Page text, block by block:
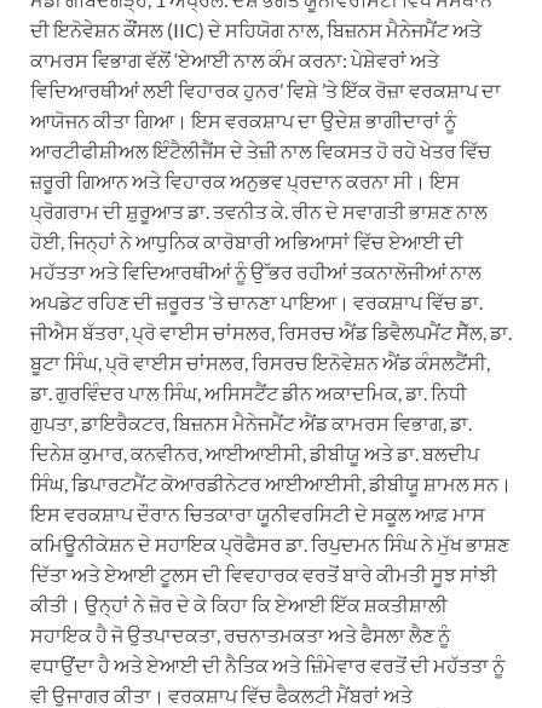
ਦੀ ਇਨੋਵੇਸ਼ਨ ਕੌਂਸਲ (IIC) ਦੇ ਸਹਿਯੋਗ ਨਾਲ, ਬਿਜ਼ਨਸ ਮੈਨੇਜਮੈਂਟ ਅਤੇ
ਕਾਮਰਸ ਵਿਭਾਗ ਵੱਲੋਂ ‘ਏਆਈ ਨਾਲ ਕੰਮ ਕਰਨਾ: ਪੇਸ਼ੇਵਰਾਂ ਅਤੇ
ਵਿਦਿਆਰਥੀਆਂ ਲਈ ਵਿਹਾਰਕ ਹੁਨਰ’ ਵਿਸ਼ੇ ’ਤੇ ਇੱਕ ਰੋਜ਼ਾ ਵਰਕਸ਼ਾਪ ਦਾ
ਆਯੋਜਨ ਕੀਤਾ ਗਿਆ। ਇਸ ਵਰਕਸ਼ਾਪ ਦਾ ਉਦੇਸ਼ ਭਾਗੀਦਾਰਾਂ ਨੂੰ
ਆਰਟੀਫੀਸ਼ੀਅਲ ਇੰਟੈਲੀਜੈਂਸ ਦੇ ਤੇਜ਼ੀ ਨਾਲ ਵਿਕਸਤ ਹੋ ਰਹੇ ਖੇਤਰ ਵਿੱਚ
ਜ਼ਰੂਰੀ ਗਿਆਨ ਅਤੇ ਵਿਹਾਰਕ ਅਨੁਭਵ ਪ੍ਰਦਾਨ ਕਰਨਾ ਸੀ। ਇਸ
ਪ੍ਰੋਗਰਾਮ ਦੀ ਸ਼ੁਰੂਆਤ ਡਾ. ਤਵਨੀਤ ਕੇ. ਰੀਨ ਦੇ ਸਵਾਗਤੀ ਭਾਸ਼ਣ ਨਾਲ
ਹੋਈ, ਜਿਨ੍ਹਾਂ ਨੇ ਆਧੁਨਿਕ ਕਾਰੋਬਾਰੀ ਅਭਿਆਸਾਂ ਵਿੱਚ ਏਆਈ ਦੀ
ਮਹੱਤਤਾ ਅਤੇ ਵਿਦਿਆਰਥੀਆਂ ਨੂੰ ਉੱਭਰ ਰਹੀਆਂ ਤਕਨਾਲੋਜੀਆਂ ਨਾਲ
ਅਪਡੇਟ ਰਹਿਣ ਦੀ ਜ਼ਰੂਰਤ ’ਤੇ ਚਾਨਣਾ ਪਾਇਆ। ਵਰਕਸ਼ਾਪ ਵਿੱਚ ਡਾ.
ਜੀਐਸ ਬੱਤਰਾ, ਪ੍ਰੋ ਵਾਈਸ ਚਾਂਸਲਰ, ਰਿਸਰਚ ਐਂਡ ਡਿਵੈਲਪਮੈਂਟ ਸੈੱਲ, ਡਾ.
ਬੂਟਾ ਸਿੰਘ, ਪ੍ਰੋ ਵਾਈਸ ਚਾਂਸਲਰ, ਰਿਸਰਚ ਇਨੋਵੇਸ਼ਨ ਐਂਡ ਕੰਸਲਟੈਂਸੀ,
ਡਾ. ਗੁਰਵਿੰਦਰ ਪਾਲ ਸਿੰਘ, ਅਸਿਸਟੈਂਟ ਡੀਨ ਅਕਾਦਮਿਕ, ਡਾ. ਨਿਧੀ
ਗੁਪਤਾ, ਡਾਇਰੈਕਟਰ, ਬਿਜ਼ਨਸ ਮੈਨੇਜਮੈਂਟ ਐਂਡ ਕਾਮਰਸ ਵਿਭਾਗ, ਡਾ.
ਦਿਨੇਸ਼ ਕੁਮਾਰ, ਕਨਵੀਨਰ, ਆਈਆਈਸੀ, ਡੀਬੀਯੂ ਅਤੇ ਡਾ. ਬਲਦੀਪ
ਸਿੰਘ, ਡਿਪਾਰਟਮੈਂਟ ਕੋਆਰਡੀਨੇਟਰ ਆਈਆਈਸੀ, ਡੀਬੀਯੂ ਸ਼ਾਮਲ ਸਨ।
ਇਸ ਵਰਕਸ਼ਾਪ ਦੌਰਾਨ ਚਿਤਕਾਰਾ ਯੂਨੀਵਰਸਿਟੀ ਦੇ ਸਕੂਲ ਆਫ਼ ਮਾਸ
ਕਮਿਊਨੀਕੇਸ਼ਨ ਦੇ ਸਹਾਇਕ ਪ੍ਰੋਫੈਸਰ ਡਾ. ਰਿਪੁਦਮਨ ਸਿੰਘ ਨੇ ਮੁੱਖ ਭਾਸ਼ਣ
ਦਿੱਤਾ ਅਤੇ ਏਆਈ ਟੂਲਸ ਦੀ ਵਿਵਹਾਰਕ ਵਰਤੋਂ ਬਾਰੇ ਕੀਮਤੀ ਸੂਝ ਸਾਂਝੀ
ਕੀਤੀ। ਉਨ੍ਹਾਂ ਨੇ ਜ਼ੋਰ ਦੇ ਕੇ ਕਿਹਾ ਕਿ ਏਆਈ ਇੱਕ ਸ਼ਕਤੀਸ਼ਾਲੀ
ਸਹਾਇਕ ਹੈ ਜੋ ਉਤਪਾਦਕਤਾ, ਰਚਨਾਤਮਕਤਾ ਅਤੇ ਫੈਸਲਾ ਲੈਣ ਨੂੰ
ਵਧਾਉਂਦਾ ਹੈ ਅਤੇ ਏਆਈ ਦੀ ਨੈਤਿਕ ਅਤੇ ਜ਼ਿੰਮੇਵਾਰ ਵਰਤੋਂ ਦੀ ਮਹੱਤਤਾ ਨੂੰ
ਵੀ ਉਜਾਗਰ ਕੀਤਾ। ਵਰਕਸ਼ਾਪ ਵਿੱਚ ਫੈਕਲਟੀ ਮੈਂਬਰਾਂ ਅਤੇ